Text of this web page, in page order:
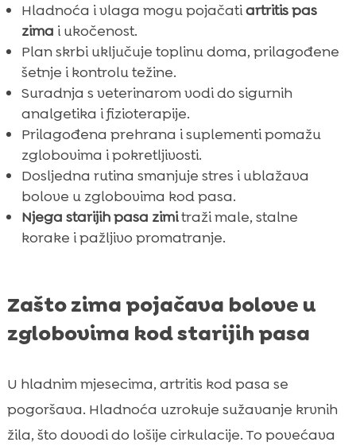
Hladnoća i vlaga mogu pojačatiartritis pas
zima i ukočenost.
Plan skrbi uključuje toplinu doma, prilagođene
šetnje i kontrolu težine.
Suradnja s veterinarom vodi do sigurnih
analgetika i fizioterapije.
Prilagođena prehrana i suplementi pomažu
zglobovima i pokretljivosti.
Dosljedna rutina smanjuje stres i ublažava
bolove u zglobovima kod pasa.
Njega starijih pasa zimitraži male, stalne
korake i pažljivo promatranje.
Zašto zima pojačava bolove u
zglobovima kod starijih pasa
U hladnim mjesecima, artritis kod pasa se
pogoršava. Hladnoća uzrokuje sužavanje krvnih
žila, što dovodi do lošije cirkulacije. To povećava